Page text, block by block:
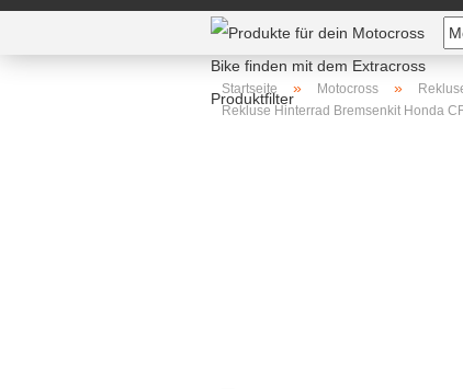
FAHRERAUSSTATTUNG
Startseite » Motocross »
Rekluse Hinterrad Bremsenkit Honda